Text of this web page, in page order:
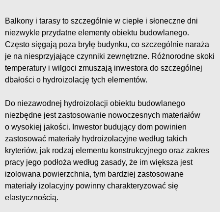
Balkony i tarasy to szczególnie w ciepłe i słoneczne dni
niezwykle przydatne elementy obiektu budowlanego.
Często sięgają poza bryłę budynku, co szczególnie naraża
je na niesprzyjające czynniki zewnętrzne. Różnorodne skoki
temperatury i wilgoci zmuszają inwestora do szczególnej
dbałości o hydroizolację tych elementów.
Do niezawodnej hydroizolacji obiektu budowlanego
niezbędne jest zastosowanie nowoczesnych materiałów
o wysokiej jakości. Inwestor budujący dom powinien
zastosować materiały hydroizolacyjne według takich
kryteriów, jak rodzaj elementu konstrukcyjnego oraz zakres
pracy jego podłoża według zasady, że im większa jest
izolowana powierzchnia, tym bardziej zastosowane
materiały izolacyjny powinny charakteryzować się
elastycznością.